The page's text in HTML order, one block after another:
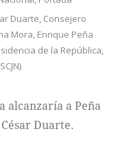
Duarte, Consejero
Mora, Enrique Peña
de la República,
alcanzaría a Peña
Duarte.